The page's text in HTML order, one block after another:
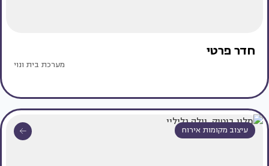
חדר פרטי
מערכת בית ונוי
עיצוב מקומות אירוח